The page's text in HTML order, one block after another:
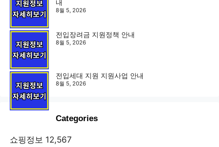
내
8월 5, 2026
전입장려금 지원정책 안내
8월 5, 2026
전입세대 지원 지원사업 안내
8월 5, 2026
Categories
쇼핑정보 12,567